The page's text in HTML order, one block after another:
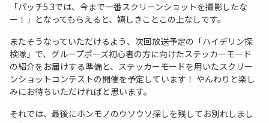
「パッチ5.3では、今まで一番スクリーンショットを撮影したな
ー！」となってもらえると、嬉しきことこの上なしです。
またそうなっていただけるよう、次回放送予定の「ハイデリン探
検隊」で、グループポーズ初心者の方に向けたステッカーモード
の紹介をお届けする準備と、ステッカーモードを用いたスクリー
ンショットコンテストの開催を予定しています！ やんわりと楽し
みにお待ちいただければと思います。
それでは、最後にホンモノのウソウソ探しを残してお別れしまし